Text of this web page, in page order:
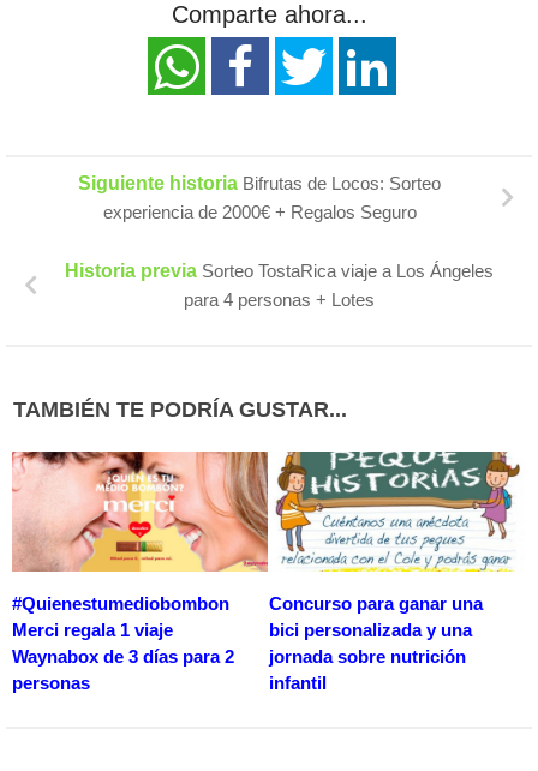
Comparte ahora...
Siguiente historia Bifrutas de Locos: Sorteo
experiencia de 2000€ + Regalos Seguro
Historia previa Sorteo TostaRica viaje a Los Ángeles
para 4 personas + Lotes
TAMBIÉN TE PODRÍA GUSTAR...
#Quienestumediobombon
Merci regala 1 viaje
Waynabox de 3 días para 2
personas
Concurso para ganar una
bici personalizada y una
jornada sobre nutrición
infantil